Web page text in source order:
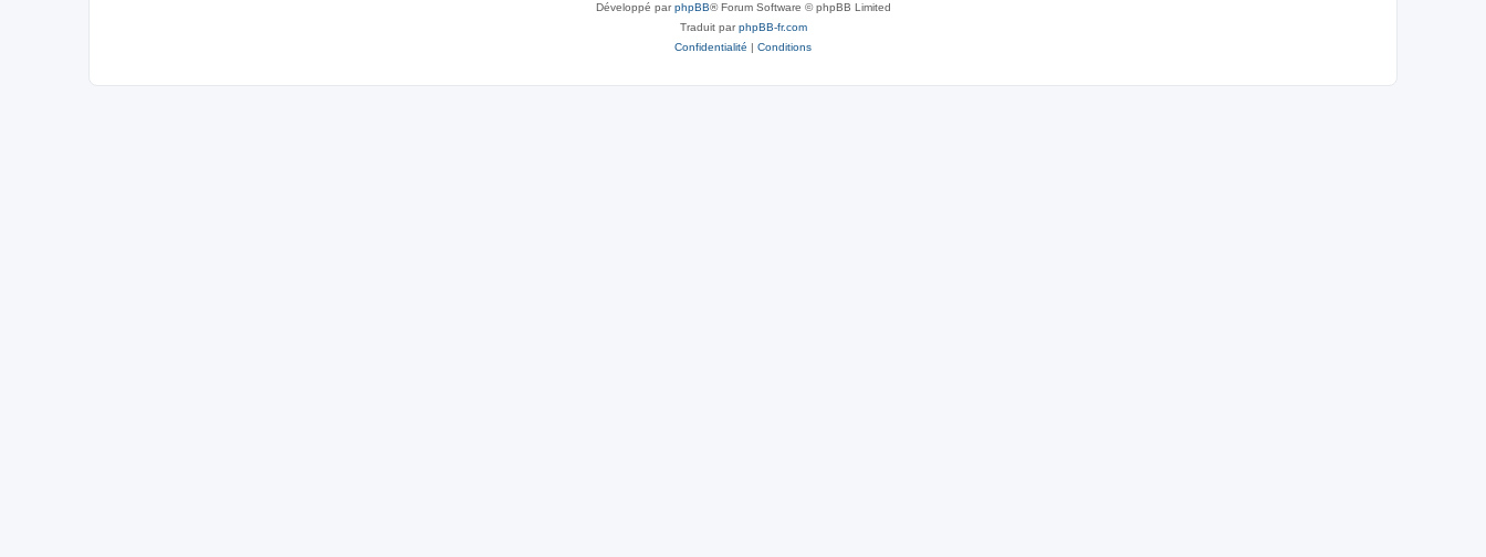
Développé parphpBB® Forum Software © phpBB Limited
Traduit parphpBB-fr.com
Confidentialité | Conditions